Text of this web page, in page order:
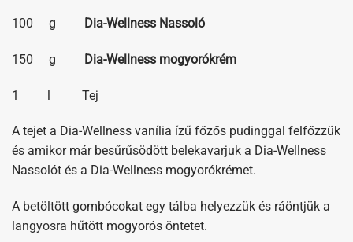
100 g Dia-Wellness Nassoló
150 g Dia-Wellness mogyorókrém
1 l Tej
A tejet a Dia-Wellness vanília ízű főzős pudinggal felfőzzük
és amikor már besűrűsödött belekavarjuk a Dia-Wellness
Nassolót és a Dia-Wellness mogyorókrémet.
A betöltött gombócokat egy tálba helyezzük és ráöntjük a
langyosra hűtött mogyorós öntetet.